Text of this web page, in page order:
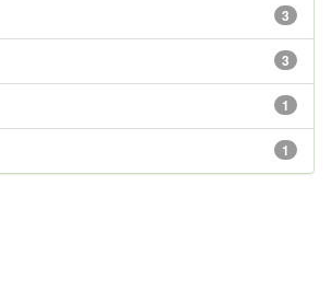
3
3
1
1